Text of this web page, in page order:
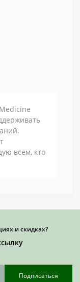
всем, кто
и скидках?
Подписаться